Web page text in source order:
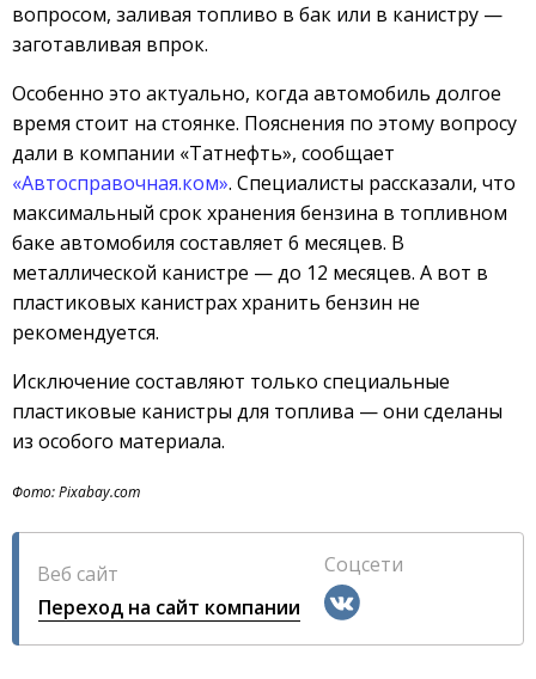
вопросом, заливая топливо в бак или в канистру —
заготавливая впрок.
Особенно это актуально, когда автомобиль долгое
время стоит на стоянке. Пояснения по этому вопросу
дали в компании «Татнефть», сообщает
«Автосправочная.ком». Специалисты рассказали, что
максимальный срок хранения бензина в топливном
баке автомобиля составляет 6 месяцев. В
металлической канистре — до 12 месяцев. А вот в
пластиковых канистрах хранить бензин не
рекомендуется.
Исключение составляют только специальные
пластиковые канистры для топлива — они сделаны
из особого материала.
Фото: Pixabay.com
Веб сайт
Переход на сайт компании
Соцсети